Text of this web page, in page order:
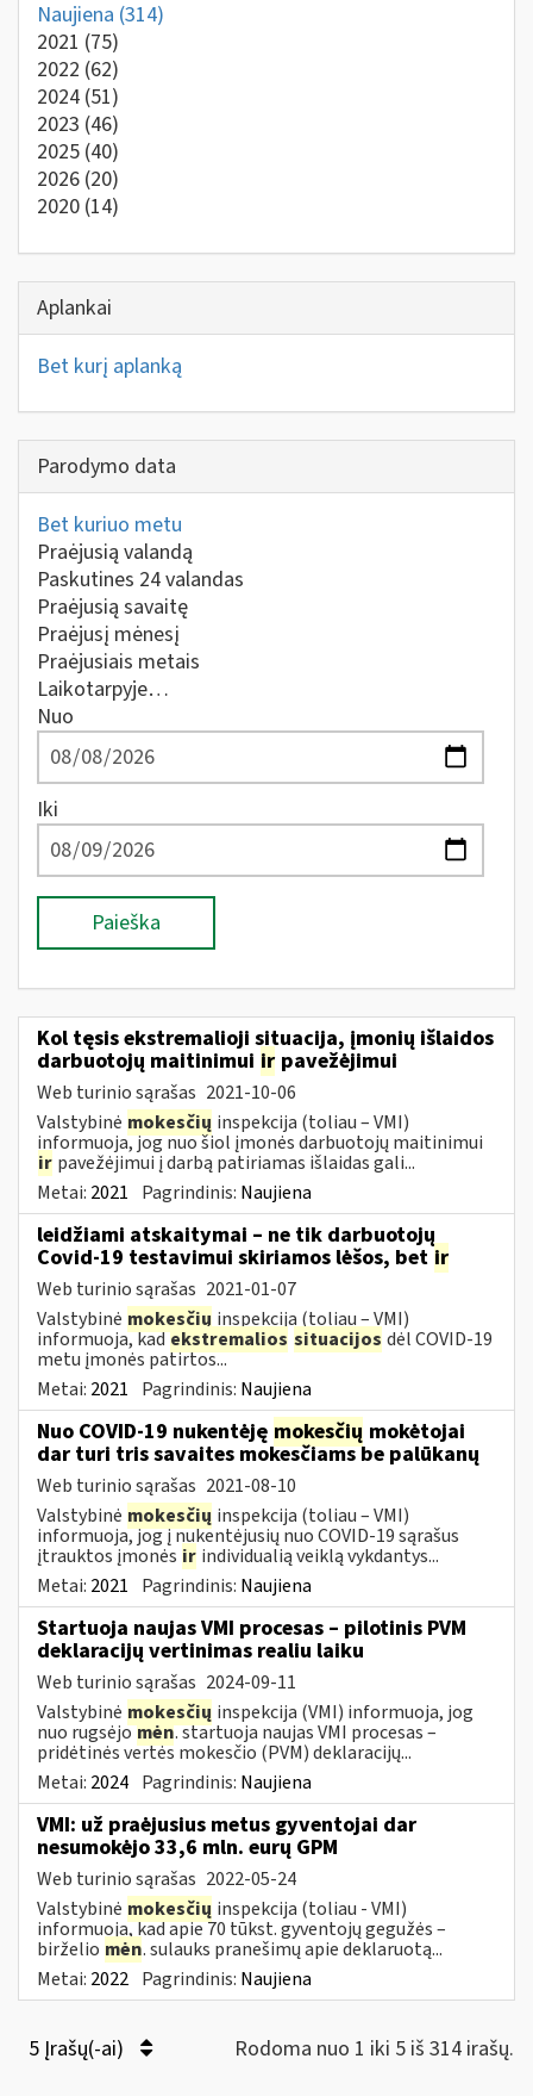
Naujiena (314)
2021 (75)
2022 (62)
2024 (51)
2023 (46)
2025 (40)
2026 (20)
2020 (14)
Aplankai
Bet kurį aplanką
Parodymo data
Bet kuriuo metu
Praėjusią valandą
Paskutines 24 valandas
Praėjusią savaitę
Praėjusį mėnesį
Praėjusiais metais
Laikotarpyje…
Nuo
Iki
Paieška
Kol tęsis ekstremalioji situacija, įmonių išlaidos
darbuotojų maitinimui ir pavežėjimui
Web turinio sąrašas 2021-10-06
Valstybinė mokesčių inspekcija (toliau – VMI)
informuoja, jog nuo šiol įmonės darbuotojų maitinimui
ir pavežėjimui į darbą patiriamas išlaidas gali...
Metai: 2021 Pagrindinis: Naujiena
leidžiami atskaitymai – ne tik darbuotojų
Covid-19 testavimui skiriamos lėšos, bet ir
Web turinio sąrašas 2021-01-07
Valstybinė mokesčių inspekcija (toliau – VMI)
informuoja, kadekstremalios situacijos dėl COVID-19
metu įmonės patirtos...
Metai: 2021 Pagrindinis: Naujiena
Nuo COVID-19 nukentėję mokesčių mokėtojai
dar turi tris savaites mokesčiams be palūkanų
Web turinio sąrašas 2021-08-10
Valstybinė mokesčių inspekcija (toliau – VMI)
informuoja, jog į nukentėjusių nuo COVID-19 sąrašus
įtrauktos įmonės ir individualią veiklą vykdantys...
Metai: 2021 Pagrindinis: Naujiena
Startuoja naujas VMI procesas – pilotinis PVM
deklaracijų vertinimas realiu laiku
Web turinio sąrašas 2024-09-11
Valstybinė mokesčių inspekcija (VMI) informuoja, jog
nuo rugsėjomėn. startuoja naujas VMI procesas –
pridėtinės vertės mokesčio (PVM) deklaracijų...
Metai: 2024 Pagrindinis: Naujiena
VMI: už praėjusius metus gyventojai dar
nesumokėjo 33,6 mln. eurų GPM
Web turinio sąrašas 2022-05-24
Valstybinė mokesčių inspekcija (toliau - VMI)
informuoja, kad apie 70 tūkst. gyventojų gegužės –
birželio mėn. sulauks pranešimų apie deklaruotą...
Metai: 2022 Pagrindinis: Naujiena
5 Įrašų(-ai) Rodoma nuo 1 iki 5 iš 314 irašų.